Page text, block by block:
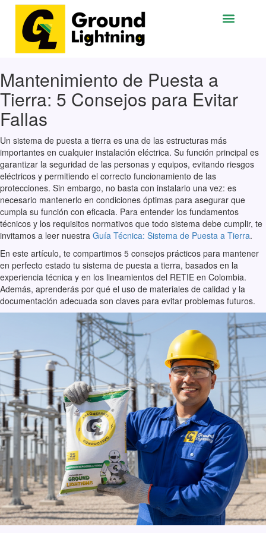
contenido
Mantenimiento de Puesta a
Tierra: 5 Consejos para Evitar
Fallas
Un sistema de puesta a tierra es una de las estructuras más
importantes en cualquier instalación eléctrica. Su función principal es
garantizar la seguridad de las personas y equipos, evitando riesgos
eléctricos y permitiendo el correcto funcionamiento de las
protecciones. Sin embargo, no basta con instalarlo una vez: es
necesario mantenerlo en condiciones óptimas para asegurar que
cumpla su función con eficacia. Para entender los fundamentos
técnicos y los requisitos normativos que todo sistema debe cumplir, te
invitamos a leer nuestra Guía Técnica: Sistema de Puesta a Tierra.
En este artículo, te compartimos 5 consejos prácticos para mantener
en perfecto estado tu sistema de puesta a tierra, basados en la
experiencia técnica y en los lineamientos del RETIE en Colombia.
Además, aprenderás por qué el uso de materiales de calidad y la
documentación adecuada son claves para evitar problemas futuros.